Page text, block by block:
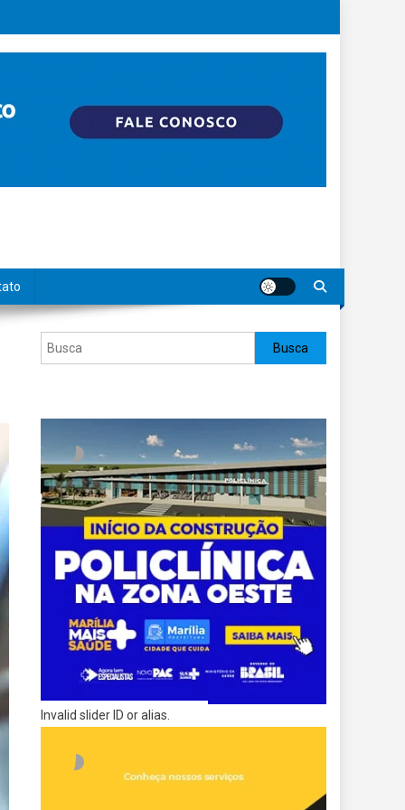
Pesquisar Busca
Invalid slider ID or alias.